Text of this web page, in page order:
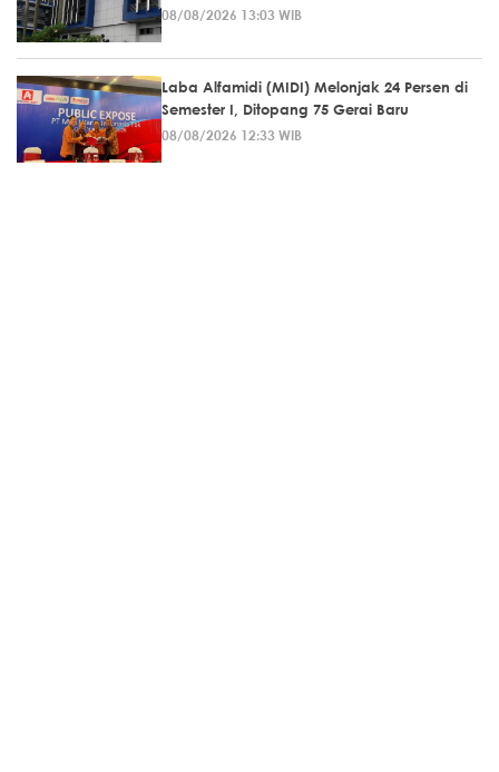
08/08/2026 13:03 WIB
Laba Alfamidi (MIDI) Melonjak 24 Persen di
Semester I, Ditopang 75 Gerai Baru
08/08/2026 12:33 WIB